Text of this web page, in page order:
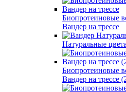
Биопротеиновые
Вандер на трессе
Натуральные цвета
Биопротеиновые
Вандер на трессе